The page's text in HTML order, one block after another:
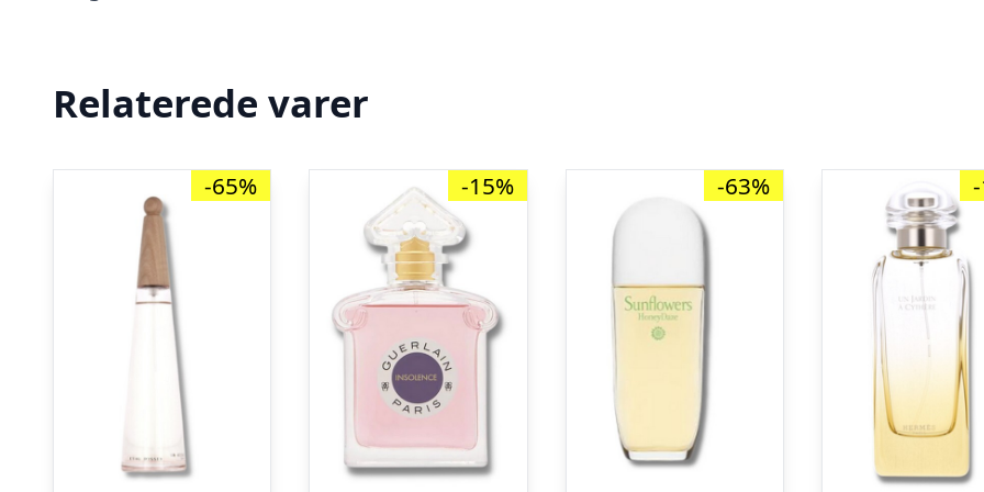
Relaterede varer
-65% -15% -63%